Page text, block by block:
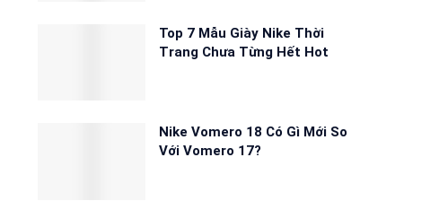
Top 7 Mẫu Giày Nike Thời
Trang Chưa Từng Hết Hot
Nike Vomero 18 Có Gì Mới So
Với Vomero 17?